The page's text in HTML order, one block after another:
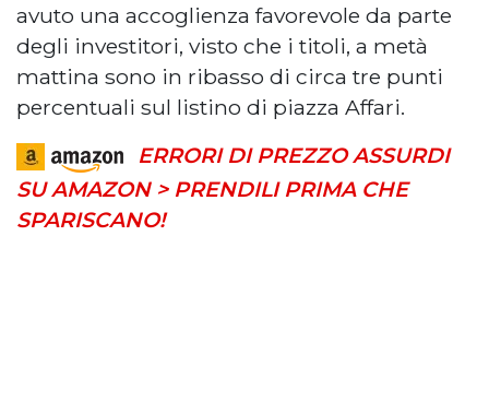
avuto una accoglienza favorevole da parte
degli investitori, visto che i titoli, a metà
mattina sono in ribasso di circa tre punti
percentuali sul listino di piazza Affari.
ERRORI DI PREZZO ASSURDI
SU AMAZON > PRENDILI PRIMA CHE
SPARISCANO!